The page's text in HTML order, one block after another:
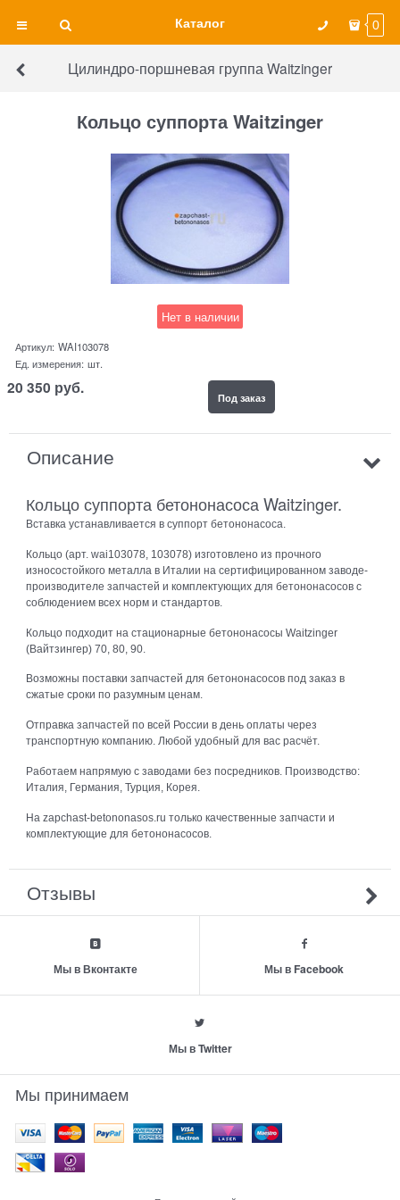
Каталог 0
Цилиндро-поршневая группа Waitzinger
Кольцо суппорта Waitzinger
Нет в наличии
Артикул: WAI103078
Ед. измерения: шт.
20 350 руб. Под заказ
Описание
Кольцо суппорта бетононасоса Waitzinger.
Вставка устанавливается в суппорт бетононасоса.
Кольцо (арт. wai103078, 103078) изготовлено из прочного
износостойкого металла в Италии на сертифицированном заводе-
производителе запчастей и комплектующих для бетононасосов с
соблюдением всех норм и стандартов.
Кольцо подходит на стационарные бетононасосы Waitzinger
(Вайтзингер) 70, 80, 90.
Возможны поставки запчастей для бетононасосов под заказ в
сжатые сроки по разумным ценам.
Отправка запчастей по всей России в день оплаты через
транспортную компанию. Любой удобный для вас расчёт.
Работаем напрямую с заводами без посредников. Производство:
Италия, Германия, Турция, Корея.
На zapchast-betononasos.ru только качественные запчасти и
комплектующие для бетононасосов.
Отзывы
Мы в Вконтакте Мы в Facebook
Мы в Twitter
Мы принимаем